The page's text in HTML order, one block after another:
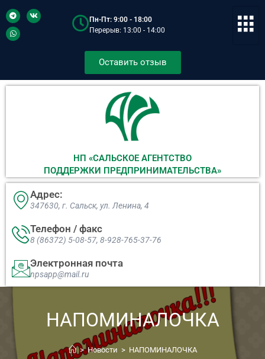
Пн-Пт: 9:00 - 18:00
Перерыв: 13:00 - 14:00
Оставить отзыв
НП «САЛЬСКОЕ АГЕНТСТВО
ПОДДЕРЖКИ ПРЕДПРИНИМАТЕЛЬСТВА»
Адрес:
347630, г. Сальск, ул. Ленина, 4​
Телефон / факс
8 (86372) 5-08-57, 8-928-765-37-76
Электронная почта
npsapp@mail.ru
НАПОМИНАЛОЧКА
> Новости > НАПОМИНАЛОЧКА